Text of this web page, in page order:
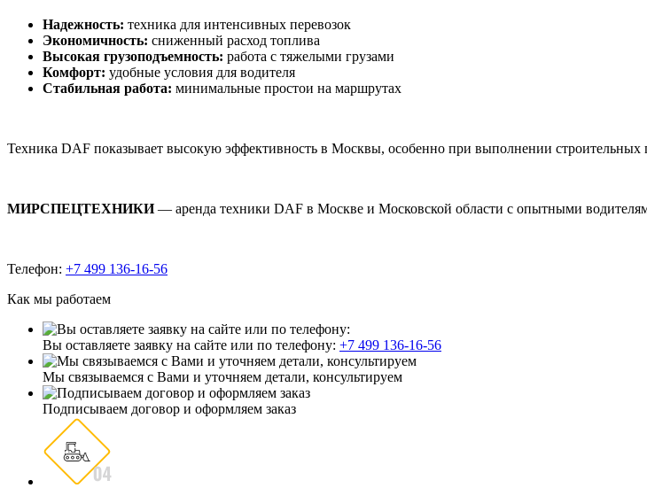
Надежность: техника для интенсивных перевозок
Экономичность: сниженный расход топлива
Высокая грузоподъемность: работа с тяжелыми грузами
Комфорт: удобные условия для водителя
Стабильная работа: минимальные простои на маршрутах
Техника DAF показывает высокую эффективность в Москвы, особенно при выполнении строительных
МИРСПЕЦТЕХНИКИ— аренда техники DAF в Москве и Московской области с опытными
Телефон: +7 499 136-16-56
Как мы работаем
Вы оставляете заявку на сайте или по телефону: +7 499 136-16-56
Мы связываемся с Вами и уточняем детали, консультируем
Подписываем договор и оформляем заказ